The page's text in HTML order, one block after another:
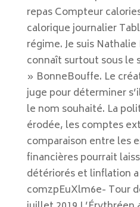
repas Compteur
calorique journalier
régime. Je suis
connaît surtout sous le
» BonneBouffe. Le
juge pour déterminer
le nom souhaité. La
érodée, les comptes
comparaison entre les
financières pourrait
détériorés et linflation
comzpEuXlm6e- Tour